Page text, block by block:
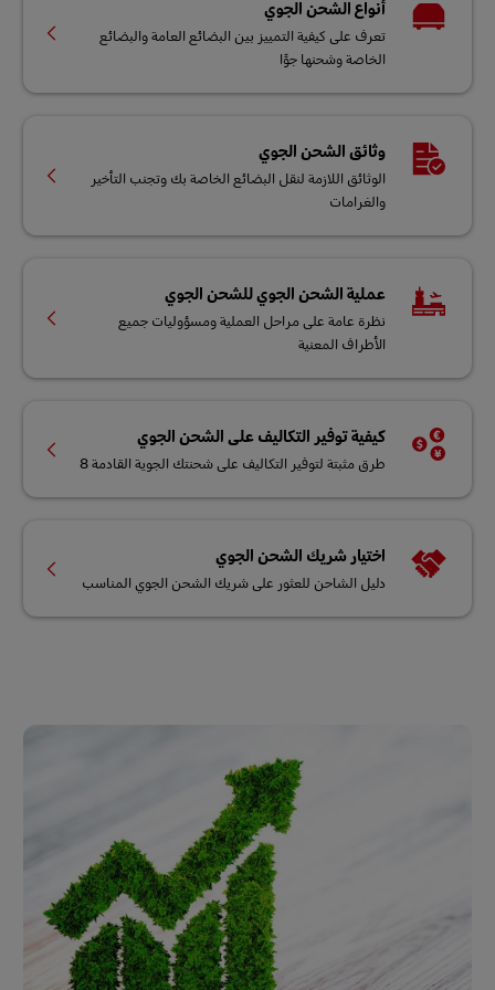
أنواع الشحن الجوي
تعرف على كيفية التمييز بين البضائع العامة والبضائع
الخاصة وشحنها جوًا
وثائق الشحن الجوي
الوثائق اللازمة لنقل البضائع الخاصة بك وتجنب التأخير
والغرامات
عملية الشحن الجوي للشحن الجوي
نظرة عامة على مراحل العملية ومسؤوليات جميع
الأطراف المعنية
كيفية توفير التكاليف على الشحن الجوي
طرق مثبتة لتوفير التكاليف على شحنتك الجوية القادمة 8
اختيار شريك الشحن الجوي
دليل الشاحن للعثور على شريك الشحن الجوي المناسب